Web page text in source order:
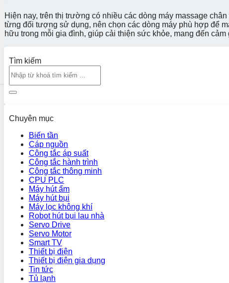
Hiện nay, trên thị trường có nhiều các dòng máy massage
từng đối tượng sử dụng, nên chọn các dòng máy phù hợp để
hữu trong mỗi gia đình, giúp cải thiện sức khỏe, mang đến
Tìm kiếm
Chuyên mục
Biến tần
Cáp nguồn
Công tắc áp suất
Công tắc hành trình
Công tắc thông minh
CPU PLC
Máy hút ẩm
Máy hút bụi
Máy lọc không khí
Robot hút bụi lau nhà
Servo Drive
Servo Motor
Smart TV
Thiết bị điện
Thiết bị điện gia dụng
Tin tức
Tủ lạnh